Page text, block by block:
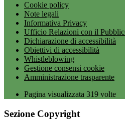
Cookie policy
Note legali
Informativa Privacy
Ufficio Relazioni con il
Dichiarazione di accessibilità
Obiettivi di accessibilità
Whistleblowing
Gestione consensi cookie
Amministrazione trasparente
Pagina visualizzata 319 volte
Sezione Copyright